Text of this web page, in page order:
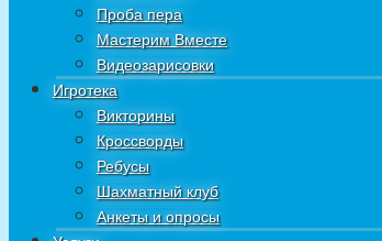
Проба пера
Мастерим Вместе
Видеозарисовки
Игротека
Викторины
Кроссворды
Ребусы
Шахматный клуб
Анкеты и опросы